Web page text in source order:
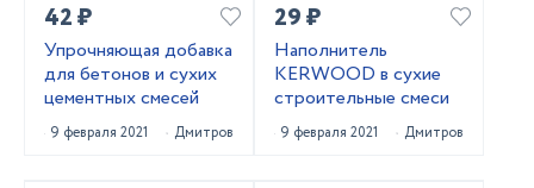
42 ₽
Упрочняющая добавка
для бетонов и сухих
цементных смесей
9 февраля 2021 Дмитров
29 ₽
Наполнитель
KERWOOD в сухие
строительные смеси
9 февраля 2021 Дмитров